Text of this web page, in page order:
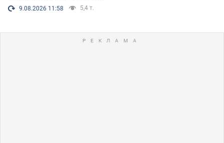
9.08.2026 11:58 5,4 т.